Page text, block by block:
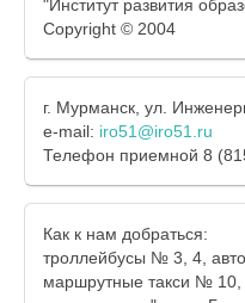
"Институт развития
Copyright © 2004
г. Мурманск, ул.
e-mail: iro51@iro51.ru
Телефон приемной 8
Как к нам добраться:
троллейбусы № 3, 4,
маршрутные такси № 10,